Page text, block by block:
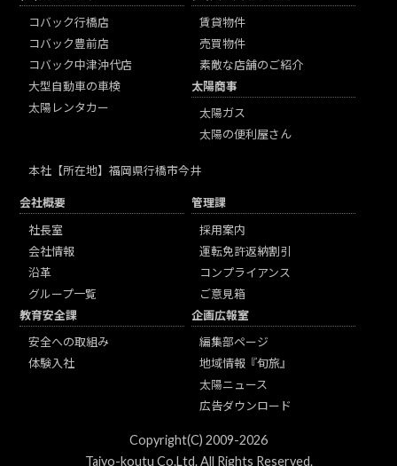
コバック行橋店
コバック豊前店
コバック中津沖代店
大型自動車の車検
太陽レンタカー
賃貸物件
売買物件
素敵な店舗のご紹介
太陽商事
太陽ガス
太陽の便利屋さん
本社 【所在地】福岡県行橋市今井
会社概要
社長室
会社情報
沿革
グループ一覧
管理課
採用案内
運転免許返納割引
コンプライアンス
ご意見箱
教育安全課
安全への取組み
体験入社
企画広報室
編集部ページ
地域情報『旬旅』
太陽ニュース
広告ダウンロード
Copyright(C) 2009-2026
Taiyo-koutu Co.Ltd. All Rights Reserved.